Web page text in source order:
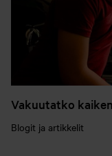
Vakuutatko
Blogit ja artikkelit